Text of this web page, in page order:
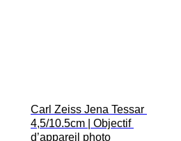
Carl Zeiss Jena Tessar
4,5/10.5cm | Objectif
d’appareil photo